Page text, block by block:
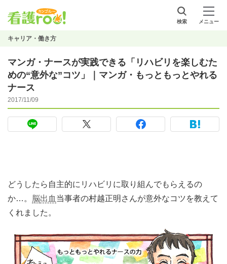
検索 メニュー
キャリア・働き方
マンガ・ナースが実践できる「リハビリを楽しむた
めの“意外な”コツ」｜マンガ・もっともっとやれる
ナース
2017/11/09
どうしたら自主的にリハビリに取り組んでもらえるの
か…。
脳出血 当事者の村越正明さんが意外なコツを教えて
くれました。